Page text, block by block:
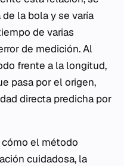
la bola y se varía
de varias
de medición. Al
frente a la longitud,
pasa por el origen,
directa predicha por
el método
cuidadosa, la